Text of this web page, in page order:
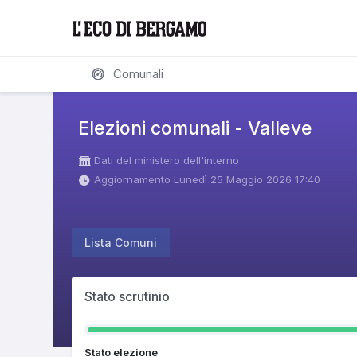
Comunali
Elezioni comunali - Valleve
Dati del ministero dell'interno
Aggiornamento Lunedì 25 Maggio 2026 17:40
Lista Comuni
Stato scrutinio
Stato elezione